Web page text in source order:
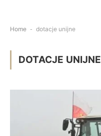
Home - dotacje unijne
DOTACJE UNIJNE